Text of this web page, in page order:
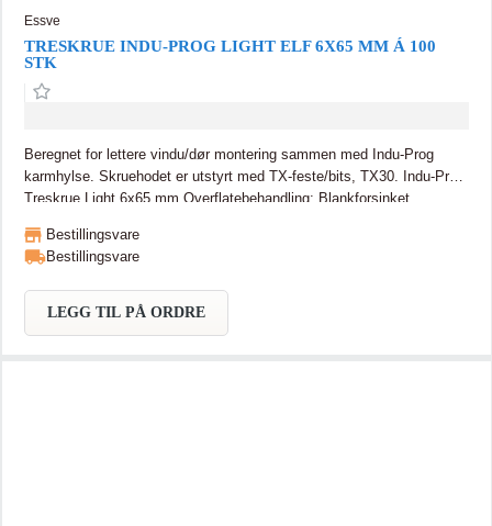
Essve
TRESKRUE INDU-PROG LIGHT ELF 6X65 MM Á 100
STK
Beregnet for lettere vindu/dør montering sammen med Indu-Prog
karmhylse. Skruehodet er utstyrt med TX-feste/bits, TX30. Indu-Prog
Treskrue Light 6x65 mm Overflatebehandling: Blankforsinket
mm Antall i pakken: 100 stk
Bestillingsvare
Bestillingsvare
LEGG TIL PÅ ORDRE